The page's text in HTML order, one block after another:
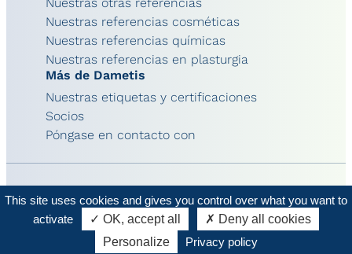
Nuestras referencias cosméticas
Nuestras referencias químicas
Nuestras referencias en plasturgia
Más de Dametis
Nuestras etiquetas y certificaciones
Socios
Póngase en contacto con
© 2026 - DametisAvisos legales
This site uses cookies and gives you control over what you want to
activate
✓ OK, accept all
✗ Deny all cookies
Personalize
Privacy policy